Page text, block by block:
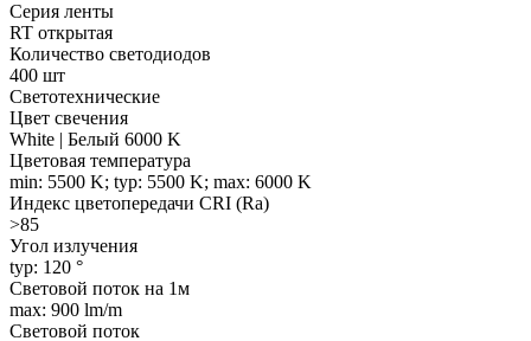
Серия ленты
RT открытая
Количество светодиодов
400 шт
Светотехнические
Цвет свечения
White | Белый 6000 K
Цветовая температура
min: 5500 K; typ: 5500 K; max: 6000 K
Индекс цветопередачи CRI (Ra)
>85
Угол излучения
typ: 120 °
Световой поток на 1м
max: 900 lm/m
Световой поток